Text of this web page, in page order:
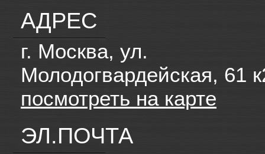
АДРЕС
г. Москва, ул.
Молодогвардейская, 61
посмотреть на карте
ЭЛ.ПОЧТА